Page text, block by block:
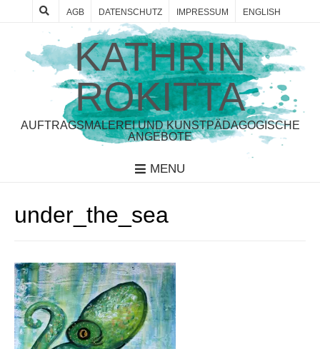
AGB DATENSCHUTZ IMPRESSUM ENGLISH
KATHRIN
ROKITTA
AUFTRAGSMALEREI UND KUNSTPÄDAGOGISCHE
ANGEBOTE
MENU
under_the_sea